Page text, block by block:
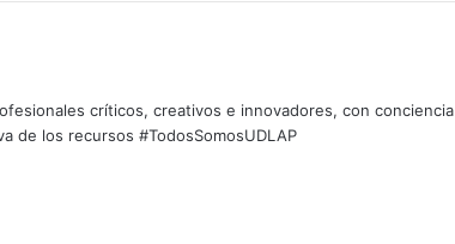
críticos, creativos e innovadores, con conciencia
de los recursos #TodosSomosUDLAP